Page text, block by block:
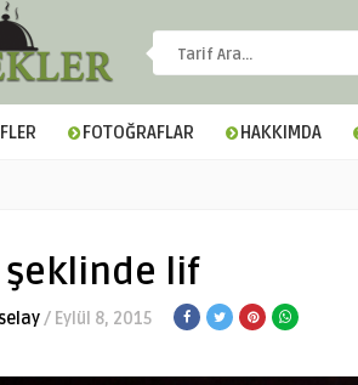
FOTOĞRAFLAR HAKKIMDA
şeklinde lif
selay/ Eylül 8, 2015